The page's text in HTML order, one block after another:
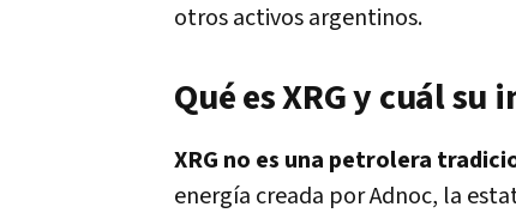
otros activos argentinos.
Qué es XRG y cuál su
XRG no es una petrolera
energía creada por Adnoc, la